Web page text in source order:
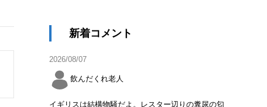
新着コメント
2026/08/07
飲んだくれ老人
イギリスは結構物騒だよ。レスター辺りの糞尿の匂